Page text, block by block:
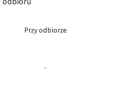
Przy odbiorze
-